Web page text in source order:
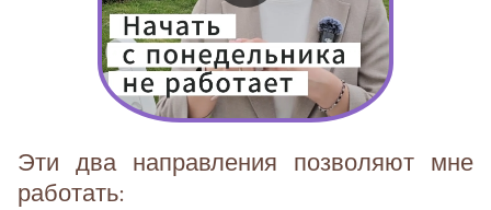
Эти два направления позволяют мне
работать: